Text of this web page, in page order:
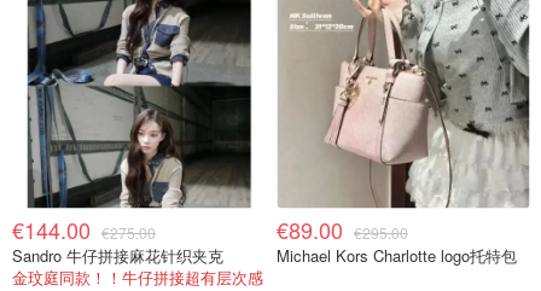
€144.00 €275.00
Sandro 牛仔拼接麻花针织夹克
金玟庭同款！！牛仔拼接超有层次感
€89.00 €295.00
Michael Kors Charlotte logo托特包